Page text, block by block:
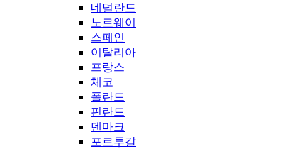
네덜란드
노르웨이
스페인
이탈리아
프랑스
체코
폴란드
핀란드
덴마크
포르투갈